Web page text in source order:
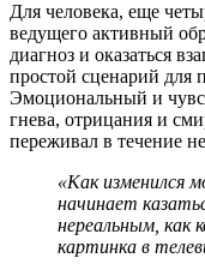
Для человека, еще
ведущего активный
диагноз и оказаться
простой сценарий для
Эмоциональный и
гнева, отрицания и
переживал в течение
«Как изменился
начинает
нереальным, как
картинка в